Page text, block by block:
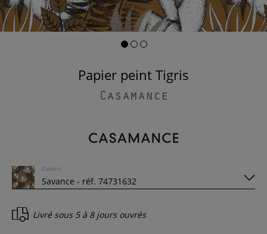
Papier peint Tigris
Casamance
Coloris
Livré sous 5 à 8 jours ouvrés